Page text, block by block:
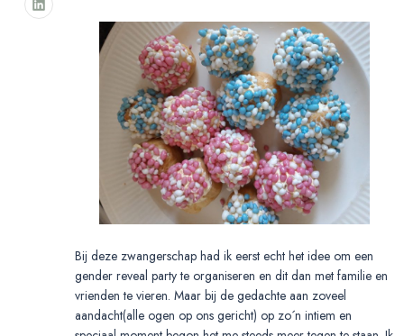
Bij deze zwangerschap had ik eerst echt het idee om een
gender reveal party te organiseren en dit dan met familie en
vrienden te vieren. Maar bij de gedachte aan zoveel
aandacht(alle ogen op ons gericht) op zo´n intiem en